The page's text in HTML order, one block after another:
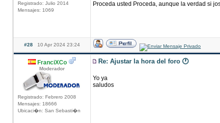
Registrado: Julio 2014
Mensajes: 1069
Proceda usted Proceda, aunque la verdad si
#28 10 Apr 2024 23:24
FranciXCo
Moderador
Registrado: Febrero 2008
Mensajes: 18666
Ubicaci�n: San Sebasti�n
Re: Ajustar la hora del foro 🕐
Yo ya
saludos